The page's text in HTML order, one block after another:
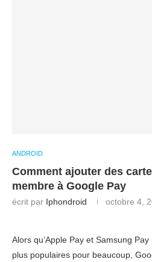
ANDROID
Comment ajouter des
membre à Google Pay
écrit par Iphondroid octobre 4,
Alors qu’Apple Pay et Samsung
plus populaires pour beaucoup,